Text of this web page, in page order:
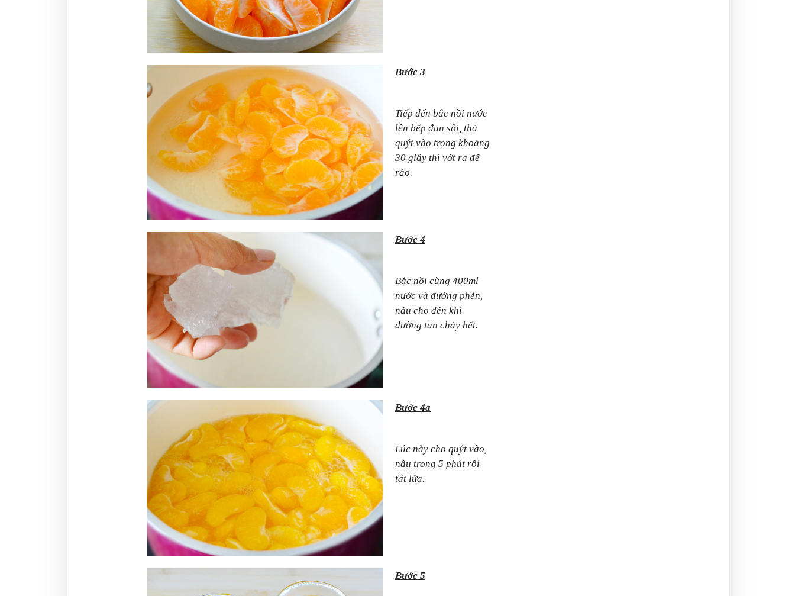
Bước 3
Tiếp đến bắc nồi nước
lên bếp đun sôi, thả
quýt vào trong khoảng
30 giây thì vớt ra để
ráo.
Bước 4
Bắc nồi cùng 400ml
nước và đường phèn,
nấu cho đến khi
đường tan chảy hết.
Bước 4a
Lúc này cho quýt vào,
nấu trong 5 phút rồi
tắt lửa.
Bước 5